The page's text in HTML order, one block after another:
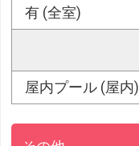
有 (全室)
屋内プール (屋内)